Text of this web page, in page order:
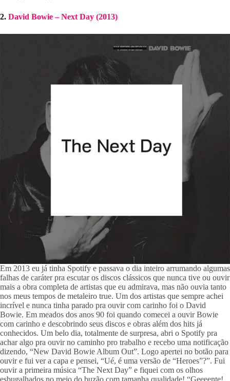
2. David Bowie – Next Day (2013)
Em 2013 eu já tinha Spotify e passava o dia inteiro arrumando algumas
falhas de caráter pra escutar os discos clássicos que nunca tive ou ouvir
mais a obra completa de artistas que eu admirava, mas não ouvia tanto
nos meus tempos de metaleiro true. Um dos artistas que sempre achei
incrível e nunca tinha parado pra ouvir com carinho foi o David
Bowie. Em meados dos anos 90 foi quando comecei a ouvir Bowie
com carinho e descobrindo seus discos e obras além dos hits já
conhecidos. Um belo dia, totalmente de surpresa, abri o Spotify pra
achar algo pra ouvir no caminho pro trabalho e recebo uma notificação
dizendo, “New David Bowie Album Out”. Logo apertei no botão para
ouvir e fui ver a capa e pensei, “Ué, é uma versão de “Heroes”?”. Fui
ouvir a primeira música “The Next Day” e fiquei com os olhos
esbugalhados no meio do buzão com tamanha qualidade! “Geeeente!